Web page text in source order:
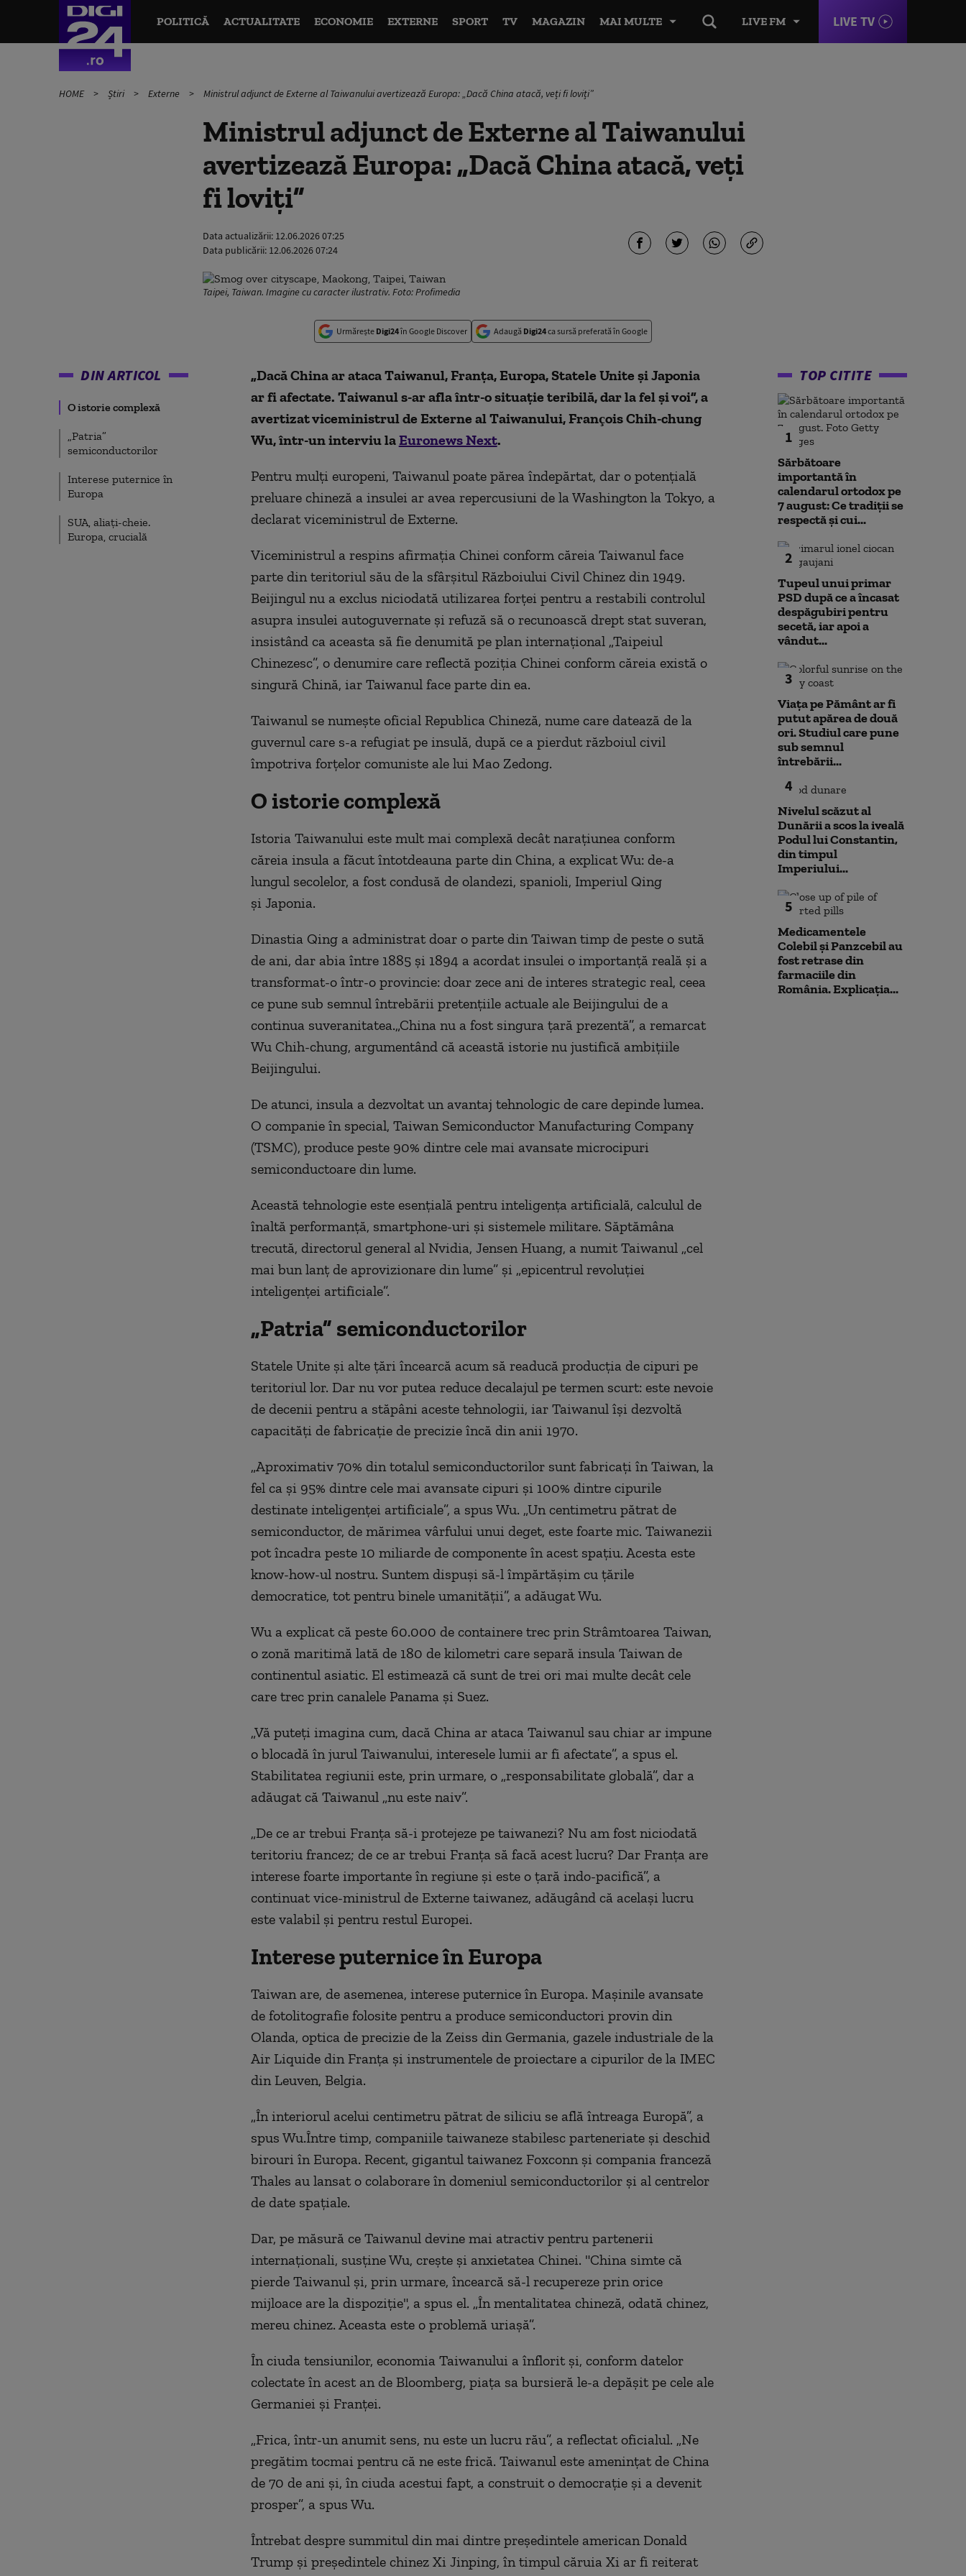
LIVE FM LIVE TV
POLITICĂ ACTUALITATE ECONOMIE EXTERNE SPORT TV MAGAZIN MAI MULTE
HOME Știri Externe Ministrul adjunct de Externe al Taiwanului avertizează Europa: „Dacă China atacă, veți fi loviți”
Ministrul adjunct de Externe al Taiwanului
avertizează Europa: „Dacă China atacă, veți
fi loviți”
Data actualizării: 12.06.2026 07:25
Data publicării: 12.06.2026 07:24
Taipei, Taiwan. Imagine cu caracter ilustrativ. Foto: Profimedia
Urmărește Digi24în Google Discover Adaugă Digi24ca sursă preferată în Google
DIN ARTICOL
O istorie complexă
„Patria”
semiconductorilor
Interese puternice în
Europa
SUA, aliați-cheie.
Europa, crucială
„Dacă China ar ataca Taiwanul, Franța, Europa, Statele Unite și Japonia
ar fi afectate. Taiwanul s-ar afla într-o situație teribilă, dar la fel și voi”, a
avertizat viceministrul de Externe al Taiwanului, François Chih-chung
Wu, într-un interviu laEuronews Next.
Pentru mulți europeni, Taiwanul poate părea îndepărtat, dar o potențială
preluare chineză a insulei ar avea repercusiuni de la Washington la Tokyo, a
declarat viceministrul de Externe.
Viceministrul a respins afirmația Chinei conform căreia Taiwanul face
parte din teritoriul său de la sfârșitul Războiului Civil Chinez din 1949.
Beijingul nu a exclus niciodată utilizarea forței pentru a restabili controlul
asupra insulei autoguvernate și refuză să o recunoască drept stat suveran,
insistând ca aceasta să fie denumită pe plan internațional „Taipeiul
Chinezesc”, o denumire care reflectă poziția Chinei conform căreia există o
singură Chină, iar Taiwanul face parte din ea.
Taiwanul se numește oficial Republica Chineză, nume care datează de la
guvernul care s-a refugiat pe insulă, după ce a pierdut războiul civil
împotriva forțelor comuniste ale lui Mao Zedong.
O istorie complexă
Istoria Taiwanului este mult mai complexă decât narațiunea conform
căreia insula a făcut întotdeauna parte din China, a explicat Wu: de-a
lungul secolelor, a fost condusă de olandezi, spanioli, Imperiul Qing
și Japonia.
Dinastia Qing a administrat doar o parte din Taiwan timp de peste o sută
de ani, dar abia între 1885 și 1894 a acordat insulei o importanță reală și a
transformat-o într-o provincie: doar zece ani de interes strategic real, ceea
ce pune sub semnul întrebării pretențiile actuale ale Beijingului de a
continua suveranitatea.„China nu a fost singura țară prezentă”, a remarcat
Wu Chih-chung, argumentând că această istorie nu justifică ambițiile
Beijingului.
De atunci, insula a dezvoltat un avantaj tehnologic de care depinde lumea.
O companie în special, Taiwan Semiconductor Manufacturing Company
(TSMC), produce peste 90% dintre cele mai avansate microcipuri
semiconductoare din lume.
Această tehnologie este esențială pentru inteligența artificială, calculul de
înaltă performanță, smartphone-uri și sistemele militare. Săptămâna
trecută, directorul general al Nvidia, Jensen Huang, a numit Taiwanul „cel
mai bun lanț de aprovizionare din lume” și „epicentrul revoluției
inteligenței artificiale”.
„Patria” semiconductorilor
Statele Unite și alte țări încearcă acum să readucă producția de cipuri pe
teritoriul lor. Dar nu vor putea reduce decalajul pe termen scurt: este nevoie
de decenii pentru a stăpâni aceste tehnologii, iar Taiwanul își dezvoltă
capacități de fabricație de precizie încă din anii 1970.
„Aproximativ 70% din totalul semiconductorilor sunt fabricați în Taiwan, la
fel ca și 95% dintre cele mai avansate cipuri și 100% dintre cipurile
destinate inteligenței artificiale”, a spus Wu. „Un centimetru pătrat de
semiconductor, de mărimea vârfului unui deget, este foarte mic. Taiwanezii
pot încadra peste 10 miliarde de componente în acest spațiu. Acesta este
know-how-ul nostru. Suntem dispuși să-l împărtășim cu țările
democratice, tot pentru binele umanității”, a adăugat Wu.
Wu a explicat că peste 60.000 de containere trec prin Strâmtoarea Taiwan,
o zonă maritimă lată de 180 de kilometri care separă insula Taiwan de
continentul asiatic. El estimează că sunt de trei ori mai multe decât cele
care trec prin canalele Panama și Suez.
„Vă puteți imagina cum, dacă China ar ataca Taiwanul sau chiar ar impune
o blocadă în jurul Taiwanului, interesele lumii ar fi afectate”, a spus el.
Stabilitatea regiunii este, prin urmare, o „responsabilitate globală”, dar a
adăugat că Taiwanul „nu este naiv”.
„De ce ar trebui Franța să-i protejeze pe taiwanezi? Nu am fost niciodată
teritoriu francez; de ce ar trebui Franța să facă acest lucru? Dar Franța are
interese foarte importante în regiune și este o țară indo-pacifică”, a
continuat vice-ministrul de Externe taiwanez, adăugând că același lucru
este valabil și pentru restul Europei.
Interese puternice în Europa
Taiwan are, de asemenea, interese puternice în Europa. Mașinile avansate
de fotolitografie folosite pentru a produce semiconductori provin din
Olanda, optica de precizie de la Zeiss din Germania, gazele industriale de la
Air Liquide din Franța și instrumentele de proiectare a cipurilor de la IMEC
din Leuven, Belgia.
„În interiorul acelui centimetru pătrat de siliciu se află întreaga Europă”, a
spus Wu.Între timp, companiile taiwaneze stabilesc parteneriate și deschid
birouri în Europa. Recent, gigantul taiwanez Foxconn și compania franceză
Thales au lansat o colaborare în domeniul semiconductorilor și al centrelor
de date spațiale.
Dar, pe măsură ce Taiwanul devine mai atractiv pentru partenerii
internaționali, susține Wu, crește și anxietatea Chinei. "China simte că
pierde Taiwanul și, prin urmare, încearcă să-l recupereze prin orice
mijloace are la dispoziție", a spus el. „În mentalitatea chineză, odată chinez,
mereu chinez. Aceasta este o problemă uriașă”.
În ciuda tensiunilor, economia Taiwanului a înflorit și, conform datelor
colectate în acest an de Bloomberg, piața sa bursieră le-a depășit pe cele ale
Germaniei și Franței.
„Frica, într-un anumit sens, nu este un lucru rău”, a reflectat oficialul. „Ne
pregătim tocmai pentru că ne este frică. Taiwanul este amenințat de China
de 70 de ani și, în ciuda acestui fapt, a construit o democrație și a devenit
prosper”, a spus Wu.
Întrebat despre summitul din mai dintre președintele american Donald
Trump și președintele chinez Xi Jinping, în timpul căruia Xi ar fi reiterat
TOP CITITE
1
Sărbătoare
importantă în
calendarul ortodox pe
7 august: Ce tradiții se
respectă și cui...
2
Tupeul unui primar
PSD după ce a încasat
despăgubiri pentru
secetă, iar apoi a
vândut...
3
Viața pe Pământ ar fi
putut apărea de două
ori. Studiul care pune
sub semnul
întrebării...
4
Nivelul scăzut al
Dunării a scos la iveală
Podul lui Constantin,
din timpul
Imperiului...
5
Medicamentele
Colebil și Panzcebil au
fost retrase din
farmaciile din
România. Explicația...